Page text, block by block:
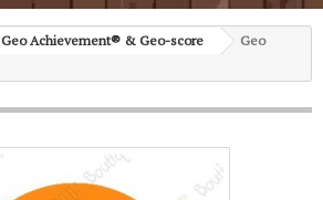
Geo Achievement® & Geo-score
Geo